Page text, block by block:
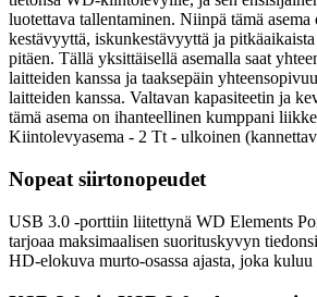
luotettava tallentaminen. Niinpä tämä asema
kestävyyttä, iskunkestävyyttä ja
pitäen. Tällä yksittäisellä asemalla saat
laitteiden kanssa ja taaksepäin
laitteiden kanssa. Valtavan kapasiteetin ja
tämä asema on ihanteellinen kumppani
Kiintolevyasema - 2 Tt - ulkoinen
Nopeat siirtonopeudet
USB 3.0 -porttiin liitettynä WD Elements
tarjoaa maksimaalisen suorituskyvyn
HD-elokuva murto-osassa ajasta, joka